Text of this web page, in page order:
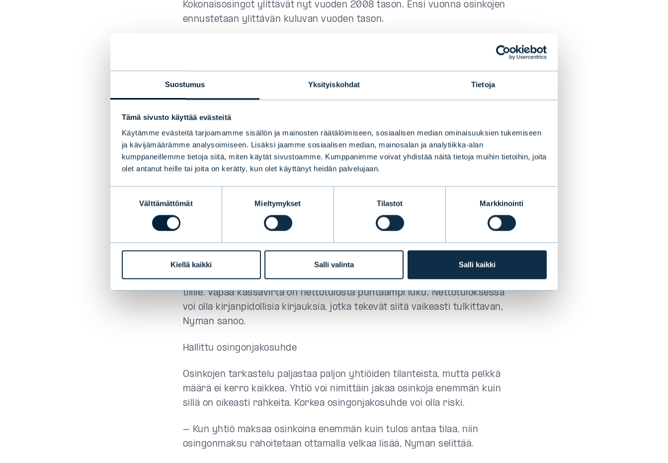
Suostumus Yksityiskohdat Tietoja
Tämä sivusto käyttää evästeitä
Käytämme evästeitä tarjoamamme sisällön ja mainosten räätälöimiseen, sosiaalisen median ominaisuuksien tukemiseen
ja kävijämäärämme analysoimiseen. Lisäksi jaamme sosiaalisen median, mainosalan ja analytiikka-alan
kumppaneillemme tietoja siitä, miten käytät sivustoamme. Kumppanimme voivat yhdistää näitä tietoja muihin tietoihin, joita
olet antanut heille tai joita on kerätty, kun olet käyttänyt heidän palvelujaan.
Välttämättömät Mieltymykset Tilastot Markkinointi
Kiellä kaikki Salli valinta Salli kaikki
Kokonaisosingot ylittävät nyt vuoden 2008 tason. Ensi vuonna osinkojen
ennustetaan ylittävän kuluvan vuoden tason.
– Korkeasuhdanne on jatkunut pitkään. Talous on kasvanut kaikilla isoilla
Osinkosijoittaminen on eräänlaista konservatiivista sijoittamista. Siinä ei
haeta voimakkaan kasvun yhtiöitä, vaan vakaata ja ennustettavaa
liiketoimintaa pitkällä aikavälillä.
Mistä tunnistaa hyvän osinkoyhtiön?
kertoo yhtiön kunnosta enemmän kuin raportoitu nettotulos.
– Vapaa kassavirta on raha, joka oikeasti tulee taseeseen tai yrityksen
tilille. Vapaa kassavirta on nettotulosta puhtaampi luku. Nettotuloksessa
voi olla kirjanpidollisia kirjauksia, jotka tekevät siitä vaikeasti tulkittavan,
Nyman sanoo.
Hallittu osingonjakosuhde
Osinkojen tarkastelu paljastaa paljon yhtiöiden tilanteista, mutta pelkkä
määrä ei kerro kaikkea. Yhtiö voi nimittäin jakaa osinkoja enemmän kuin
sillä on oikeasti rahkeita. Korkea osingonjakosuhde voi olla riski.
– Kun yhtiö maksaa osinkoina enemmän kuin tulos antaa tilaa, niin
osingonmaksu rahoitetaan ottamalla velkaa lisää, Nyman selittää.